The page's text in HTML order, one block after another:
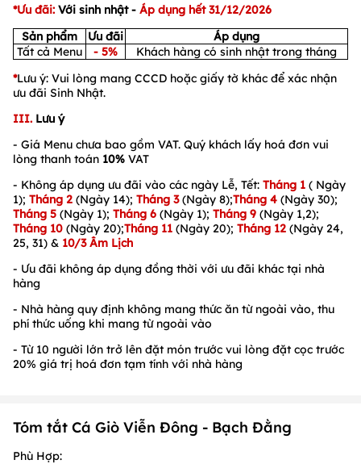
*Ưu đãi: Với sinh nhật- Áp dụng hết 31/12/2026
Sản phẩm
Ưu đãi
Áp dụng
Tất cả Menu
- 5%
Khách hàng có sinh nhật trong tháng
*Lưu ý: Vui lòng mang CCCD hoặc giấy tờ khác để xác nhận
ưu đãi Sinh Nhật.
III. Lưu ý
- Giá Menu chưa bao gồm VAT. Quý khách lấy hoá đơn vui
lòng thanh toán 10% VAT
- Không áp dụng ưu đãi vào các ngày Lễ, Tết: Tháng 1 ( Ngày
1); Tháng 2 (Ngày 14); Tháng 3(Ngày 8);Tháng 4 (Ngày 30);
Tháng 5 (Ngày 1); Tháng 6 (Ngày 1); Tháng 9 (Ngày 1,2);
Tháng 10 (Ngày 20);Tháng 11 (Ngày 20); Tháng 12 (Ngày 24,
25, 31) & 10/3 Âm Lịch
- Ưu đãi không áp dụng đồng thời với ưu đãi khác tại nhà
hàng
- Nhà hàng quy định không mang thức ăn từ ngoài vào, thu
phí thức uống khi mang từ ngoài vào
- Từ 10 người lớn trở lên đặt món trước vui lòng đặt cọc trước
20% giá trị hoá đơn tạm tính với nhà hàng
Tóm tắt Cá Giò Viễn Đông - Bạch Đằng
Phù Hợp: